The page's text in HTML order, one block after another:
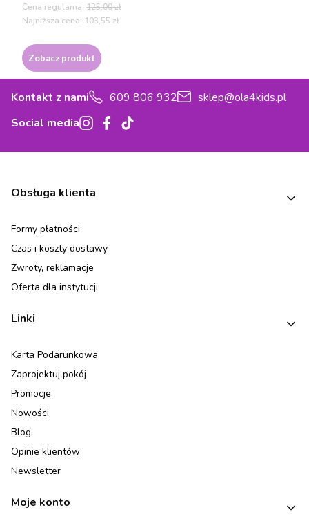
Cena regularna: 125,00 zł
Najniższa cena: 103,55 zł
Zobacz produkt
Kontakt z nami 609 806 932
sklep@ola4kids.pl
Social media
Linki w stopce
Obsługa klienta
Formy płatności
Czas i koszty dostawy
Zwroty, reklamacje
Oferta dla instytucji
Linki
Karta Podarunkowa
Zaprojektuj pokój
Promocje
Nowości
Blog
Opinie klientów
Newsletter
Moje konto